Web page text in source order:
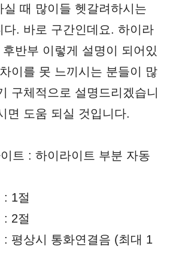
실 때 많이들 헷갈려하시는
다. 바로 구간인데요. 하이라
반부 이렇게 설명이 되어있
이를 못 느끼시는 분들이 많
구체적으로 설명드리겠습니
면 도움 되실 것입니다.
트 : 하이라이트 부분 자동
: 1절
: 2절
: 평상시 통화연결음 (최대 1